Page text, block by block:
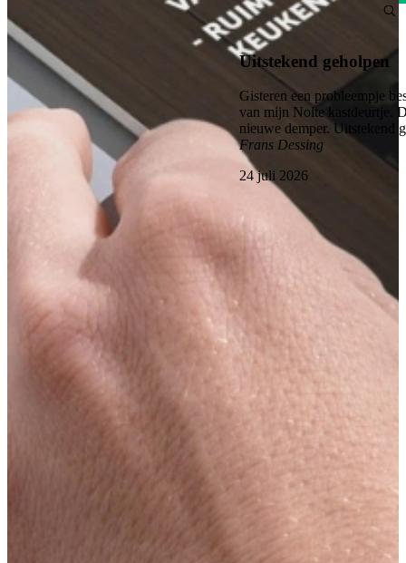
Uitstekend geholpen
Gisteren een probleempje
van mijn Nolte kastdeurtje.
nieuwe demper. Uitstekend
Frans Dessing
24 juli 2026
Bekijk alle reviews
Vraag nu ons Keuken Magazine aan, boordevol
Boordevol inspiratie, landelijke keukens, trends en praktische tips
Over de kracht van onze Keukenwarenhuis.nl Familie!
Iedere week kans op een gratis messenset!